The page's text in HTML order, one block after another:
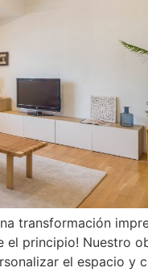
transformación
el principio! Nuestro
el espacio y